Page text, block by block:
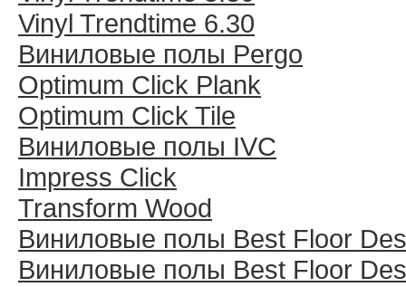
Vinyl Trendtime 6.30
Виниловые полы Pergo
Optimum Click Plank
Optimum Click Tile
Виниловые полы IVC
Impress Click
Transform Wood
Виниловые полы Best Floor
Виниловые полы Best Floor